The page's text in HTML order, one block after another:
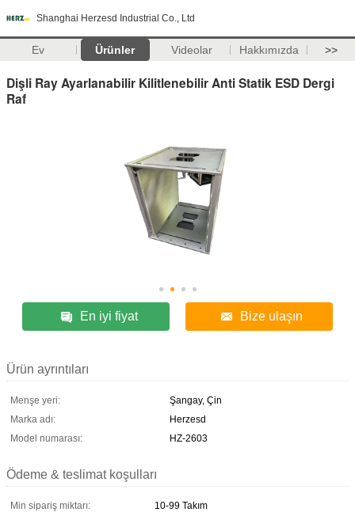
Shanghai Herzesd Industrial Co., Ltd
Ev Ürünler Videolar Hakkımızda >>
Dişli Ray Ayarlanabilir Kilitlenebilir Anti Statik ESD Dergi
Raf
En iyi fiyat Bize ulaşın
Ürün ayrıntıları
Menşe yeri:
Şangay, Çin
Marka adı:
Herzesd
Model numarası:
HZ-2603
Ödeme & teslimat koşulları
Min sipariş miktarı:
10-99 Takım